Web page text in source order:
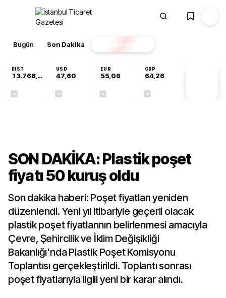
Bugün Son Dakika Finans EKSTRA
BIST
13.768,18
USD
47,60
EUR
55,06
GBP
64,26
SON DAKİKA: Plastik poşet
fiyatı 50 kuruş oldu
Son dakika haberi: Poşet fiyatları yeniden
düzenlendi. Yeni yıl itibariyle geçerli olacak
plastik poşet fiyatlarının belirlenmesi amacıyla
Çevre, Şehircilik ve İklim Değişikliği
Bakanlığı'nda Plastik Poşet Komisyonu
Toplantısı gerçekleştirildi. Toplantı sonrası
poşet fiyatlarıyla ilgili yeni bir karar alındı.